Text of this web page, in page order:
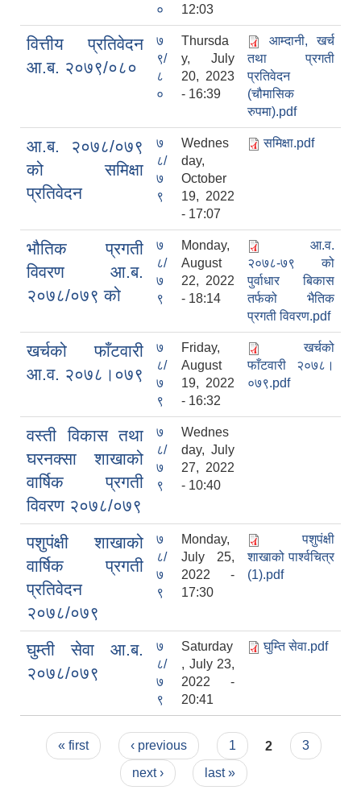
०
12:03
वित्तीय प्रतिवेदन
आ.ब. २०७९/०८०
७
९/
८
०
Thursda
y, July
20, 2023
- 16:39
आम्दानी, खर्च
तथा प्रगती
प्रतिवेदन
(चौमासिक
रुपमा).pdf
आ.ब. २०७८/०७९
को समिक्षा
प्रतिवेदन
७
८/
७
९
Wednes
day,
October
19, 2022
- 17:07
समिक्षा.pdf
भौतिक प्रगती
विवरण आ.ब.
२०७८/०७९ को
७
८/
७
९
Monday,
August
22, 2022
- 18:14
आ.व.
२०७८-७९ को
पुर्वाधार बिकास
तर्फको भैतिक
प्रगती विवरण.pdf
खर्चको फाँटवारी
आ.व. २०७८।०७९
७
८/
७
९
Friday,
August
19, 2022
- 16:32
खर्चको
फाँटवारी २०७८।
०७९.pdf
वस्ती विकास तथा
घरनक्सा शाखाको
वार्षिक प्रगती
विवरण २०७८/०७९
७
८/
७
९
Wednes
day, July
27, 2022
- 10:40
पशुपंक्षी शाखाको
वार्षिक प्रगती
प्रतिवेदन
२०७८/०७९
७
८/
७
९
Monday,
July 25,
2022 -
17:30
पशुपंक्षी
शाखाको पार्श्वचित्र
(1).pdf
घुम्ती सेवा आ.ब.
२०७८/०७९
७
८/
७
९
Saturday
, July 23,
2022 -
20:41
घुम्ति सेवा.pdf
Pages
« first ‹ previous 1 2
3
next ›
last »